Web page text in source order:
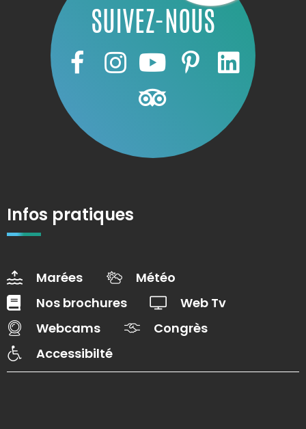
SUIVEZ-NOUS
Infos pratiques
Marées
Météo
Nos brochures
Web Tv
Webcams
Congrès
Accessibilté